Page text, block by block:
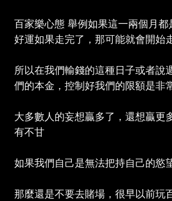
百家樂心態 舉例如果這一兩個月都
好運如果走完了，那可能就會開始
所以在我們輸錢的這種日子或者說
們的本金，控制好我們的限額是非
大多數人的妄想贏多了，還想贏更
有不甘
如果我們自己是無法把持自己的慾
那麼還是不要去賭場，很早以前玩